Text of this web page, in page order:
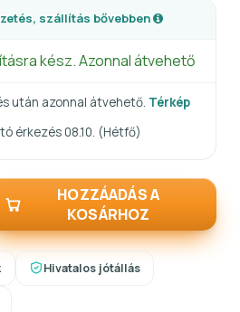
szállítás bővebben
kész. Azonnal átvehető
után azonnal átvehető. Térkép
érkezés 08.10. (Hétfő)
HOZZÁADÁS A
KOSÁRHOZ
Hivatalos jótállás